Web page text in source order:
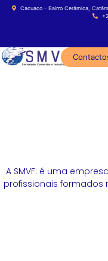
Cacuaco - Bairro Cerâmica,
A SMVF: é uma
profissionais formados